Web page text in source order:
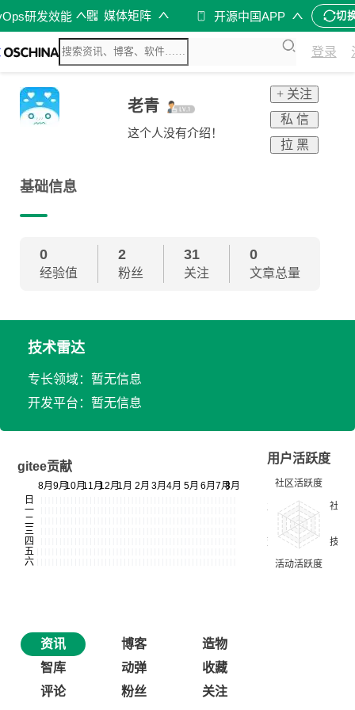
研发效能 媒体矩阵 开源中国APP 切
登录
老青
这个人没有介绍！
+ 关注
私 信
拉 黑
基础信息
0
经验值
2
粉丝
31
关注
0
文章总量
技术雷达
专长领域：暂无信息
开发平台：暂无信息
gitee贡献
用户活跃度
资讯 博客
造物
智库
动弹
收藏
评论
粉丝 关注